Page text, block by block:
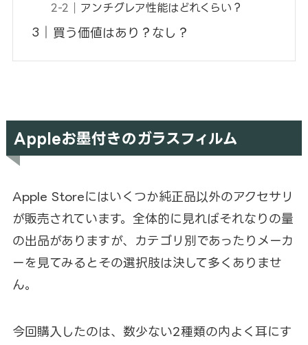
アンチグレア性能はどれくらい？
買う価値はあり？なし？
Appleお墨付きのガラスフィルム
Apple Storeにはいくつか純正品以外のアクセサリ
が販売されています。全体的に見ればそれなりの量
の出品がありますが、カテゴリ別であったりメーカ
ーを見てみるとその選択肢は決して多くありませ
ん。
今回購入したのは、数少ない2種類の内よく耳にす